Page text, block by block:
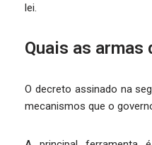
lei.
Quais as armas
O decreto assinado na
mecanismos que o